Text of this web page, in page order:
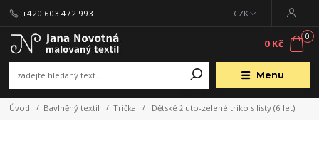
Menu
CZK
+420 603 472 993
0
0 Kč
Úvod Bavlněný textil Trička Dětské žluto-zelené triko s listy (6 let)